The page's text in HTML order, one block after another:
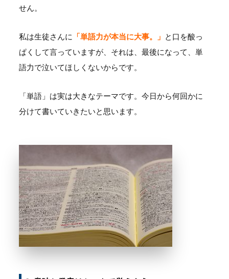
せん。
私は生徒さんに 「単語力が本当に大事。」 と口を酸っ
ぱくして言っていますが、それは、最後になって、単
語力で泣いてほしくないからです。
「単語」は実は大きなテーマです。今日から何回かに
分けて書いていきたいと思います。